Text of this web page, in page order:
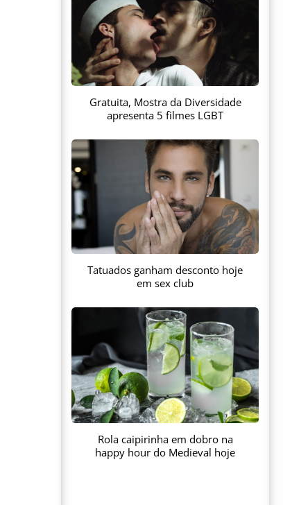
Gratuita, Mostra da Diversidade
apresenta 5 filmes LGBT
Tatuados ganham desconto hoje
em sex club
Rola caipirinha em dobro na
happy hour do Medieval hoje